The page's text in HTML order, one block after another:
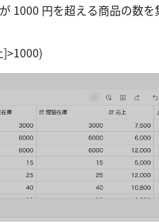
1000 円を超える商品の数を